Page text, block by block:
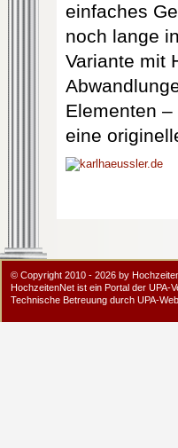
einfaches
noch lange
Variante mit
Elementen –
eine
© Copyright 2010 - 2026 by
HochzeitenNet ist ein Portal der UPA-
Technische Betreuung durch UPA-